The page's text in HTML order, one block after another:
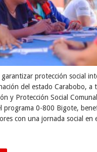
protección social
del estado Carabobo, a
y Protección Social
programa 0-800 Bigote,
con una jornada social en